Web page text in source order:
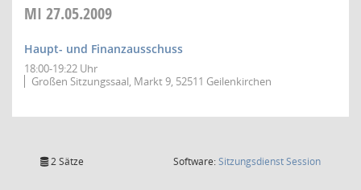
MI 27.05.2009
Haupt- und Finanzausschuss
18:00-19:22 Uhr
Großen Sitzungssaal, Markt 9, 52511 Geilenkirchen
2 Sätze Software:SitzungsdienstSession(Wird in